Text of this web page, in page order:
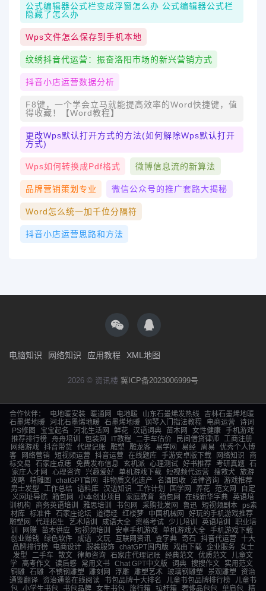
公式编辑器公式栏变成浮窗怎么办 公式编辑器公式栏
隐藏了怎么办
Wps文件怎么保存到手机本地
纹绣抖音代运营：振奋洛阳市场的新兴营销方式
抖音小店运营数据分析
F8键，一个学会立马就能提高效率的Word快捷键，值
得收藏！【Word教程】
更改wps默认打开方式的方法(如何解除wps默认打开
方式)
Wps如何转换成pdf格式 微博信息流的新算法
品牌营销策划专业 微信公众号的推广套路大揭秘
Word怎么统一加千位分隔符
抖音小店运营思路和方法
电脑知识 网络知识 应用教程 XML地图
2026 © 资讯楼 冀ICP备2023006999号
合作伙伴： 电地暖安装 暖通网 电地暖 山东石墨烯发热线
吉林石墨烯地暖
石墨烯地暖
河北石墨烯地暖 石墨烯地暖 钢琴入门指法教程 电商运营
诗词
PS修图
宝宝起名 河北生活网 鲜花 汉语词典 苗木网 女性健康 手机游戏
推荐排行榜
舟舟培训 包装网 IT教程 二手车估价 民间借贷律师
工商注册
网络游戏 抖音带货 代理记账 雕塑 雕龙客 易学网 易经 周易
优秀个人博
客
网络营销 短视频运营 抖音运营 在线题库 手游安卓版下载 网络知识
商
标交易
石家庄点痣 免费发布信息 玄机派 心理测试 好书推荐 考研真题 石
家庄人才网
心理咨询 兴趣爱好 单机游戏下载 短视频代运营 搜救犬 旅游
攻略 精雕图 chatGPT官网 非物质文化遗产 名酒回收 法律咨询 游戏推荐
男士发型
工作总结 语料库 汉语知识 工作计划 国学网 养花 范文网
自定
义网址导航 箱包网 小本创业项目 家庭教育 箱包网 在线新华字典 英语培
训机构
商务英语培训 雅思培训 书包网 采购批发网 鲁迅 短视频剧本
ps素
材库
标准件 石家庄论坛 道德经 红楼梦 中国机械网
好玩的手机游戏推荐
雕塑网
代理招生 艺术培训 成语大全 资格考试 少儿培训 英语培训
职业培
训
网赚 苗木供应 短视频培训 安卓手机游戏 单机游戏大全
手机游戏下载
创业赚钱
绿色软件 成语 文玩 互联网资讯 查字典 奇石 抖音代运营 十大
品牌排行榜
电商设计 服装服饰 chatGPT国内版 戏曲下载 企业服务
女士
发型
二手车 散文 律师咨询 石家庄代理记账 经典范文 优质范文
儿童文
学 高考作文 读后感 常用文书 Chat GPT中文版 词典 搜搜作文
实用范文
铜雕 石雕 不锈钢雕塑 雕刻网 浮雕 雕塑艺术 玻璃钢雕塑 景观雕塑
资治
通鉴翻译
资治通鉴在线阅读 书包品牌十大排名 儿童书包品牌排行榜
儿童书
包 小学生书包 书包品牌 女生书包 旅行箱 拉杆箱 奢侈品包包 单肩包 精